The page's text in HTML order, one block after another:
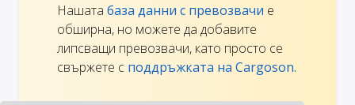
Нашата база данни с превозвачи е
обширна, но можете да добавите
липсващи превозвачи, като просто се
свържете с поддръжката на Cargoson.